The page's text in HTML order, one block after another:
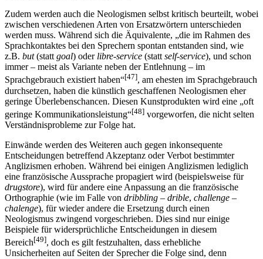
Zudem werden auch die Neologismen selbst kritisch beurteilt, wobei
zwischen verschiedenen Arten von Ersatzwörtern unterschieden
werden muss. Während sich die Äquivalente, „die im Rahmen des
Sprachkontaktes bei den Sprechern spontan entstanden sind, wie
z.B. but(stattgoal) oder libre-service (stattself-service), und schon
immer – meist als Variante neben der Entlehnung – im
Sprachgebrauch existiert haben“[47], am ehesten im Sprachgebrauch
durchsetzen, haben die künstlich geschaffenen Neologismen eher
geringe Überlebenschancen. Diesen Kunstprodukten wird eine „oft
geringe Kommunikationsleistung“[48] vorgeworfen, die nicht selten
Verständnisprobleme zur Folge hat.
Einwände werden des Weiteren auch gegen inkonsequente
Entscheidungen betreffend Akzeptanz oder Verbot bestimmter
Anglizismen erhoben. Während bei einigen Anglizismen lediglich
eine französische Aussprache propagiert wird (beispielsweise für
drugstore), wird für andere eine Anpassung an die französische
Orthographie (wie im Falle von dribbling – drible, challenge –
chalenge), für wieder andere die Ersetzung durch einen
Neologismus zwingend vorgeschrieben. Dies sind nur einige
Beispiele für widersprüchliche Entscheidungen in diesem
Bereich[49], doch es gilt festzuhalten, dass erhebliche
Unsicherheiten auf Seiten der Sprecher die Folge sind, denn